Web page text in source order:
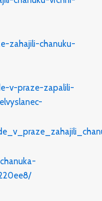
zahajili-chanuku-
v-praze-zapalili-